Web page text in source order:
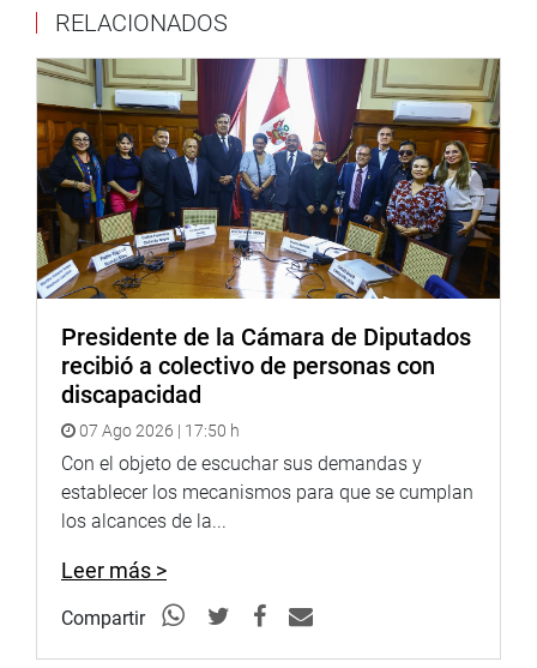
Momentos después, el presidente del Agrobanco, Luis
Palomino Reina, señaló que la entidad está
desorganizada y quebrada. Se ha denunciado
penalmente al directorio en pleno de AgroBanco, gerentes
y empleados, por los delitos de fraude, colusión agravada
y otros.
Reveló que hay 25 grandes clientes morosos y la entidad
tiene un total de 29 mil clientes.
Según la iniciativa legislativa, Mi Agro S.A estará bajo el
Actividad Empresarial del Estado (Fonafe) y estará
adscrito al Ministerio de Agricultura y Riego (Minagri).
Por su parte, el ministro de Economía, Carlos Oliva Neyra,
dijo que Mi Agro S.A., asumirá el activo y pasivo de
Agrobanco. Sus deudas financieras superan los 800
millones de soles, pero no habrá “borrón y cuenta nueva”
ya que se intensificarán las cobranzas a los morosos,
agregó.
También dijo que hay una falla de mercado, productores
que no tienen acceso al crédito y que la situación
RELACIONADOS
Presidente de la Cámara de Diputados
recibió a colectivo de personas con
discapacidad
07 Ago 2026 | 17:50 h
Con el objeto de escuchar sus demandas y
establecer los mecanismos para que se cumplan
los alcances de la...
Leer más >
Compartir